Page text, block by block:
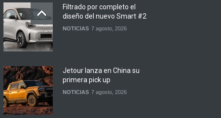
Filtrado por completo el
diseño del nuevo Smart #2
NOTICIAS 7 agosto, 2026
Jetour lanza en China su
primera pick up
NOTICIAS 7 agosto, 2026